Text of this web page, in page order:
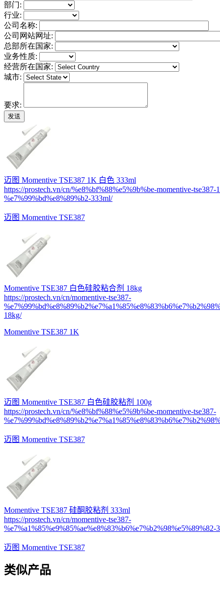
部门:
行业:
公司名称:
公司网站网址:
总部所在国家:
业务性质:
经营所在国家:
城市:
要求:
迈图 Momentive TSE387 1K 白色 333ml
https://prostech.vn/cn/%e8%bf%88%e5%9b%be-momentive-tse387-
%e7%99%bd%e8%89%b2-333ml/
迈图 Momentive TSE387
Momentive TSE387 白色硅胶粘合剂 18kg
https://prostech.vn/cn/momentive-tse387-
18kg/
Momentive TSE387 1K
迈图 Momentive TSE387 白色硅胶粘剂 100g
https://prostech.vn/cn/%e8%bf%88%e5%9b%be-momentive-tse387-
迈图 Momentive TSE387
Momentive TSE387 硅酮胶粘剂 333ml
https://prostech.vn/cn/momentive-tse387-
%e7%a1%85%e9%85%ae%e8%83%b6%e7%b2%98%e5%89%82-
迈图 Momentive TSE387
类似产品